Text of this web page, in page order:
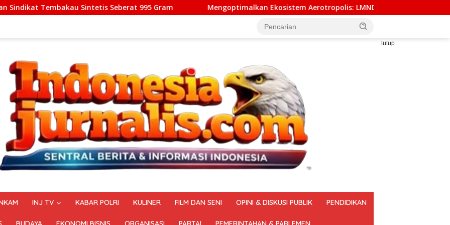
Seberat 995 Gram Mengoptimalkan Ekosistem Aerotropolis: LMND Kota Tangerang Mendorong Pemindahan
tutup
INJ TV KABAR POLRI KULINER FILM DAN SENI OPINI & DISKUSI PUBLIK PENDIDIKAN